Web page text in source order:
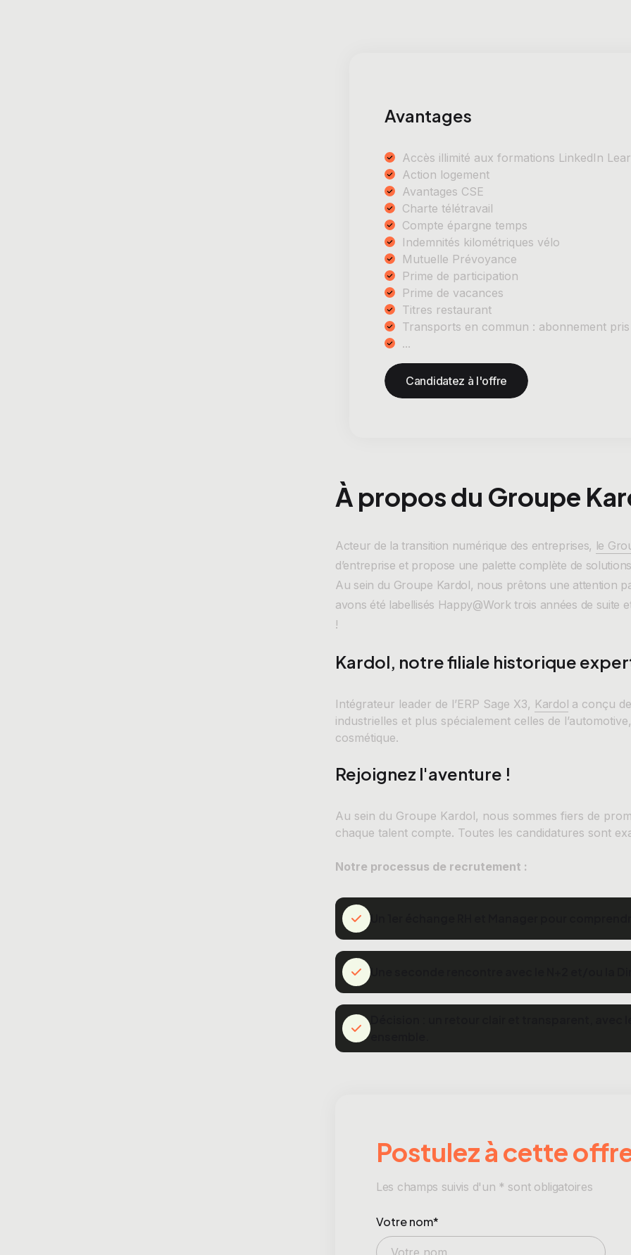
Avantages
Accès illimité aux formations LinkedIn
Action logement
Avantages CSE
Charte télétravail
Compte épargne temps
Indemnités kilométriques vélo
Mutuelle Prévoyance
Prime de participation
Prime de vacances
Titres restaurant
Transports en commun : abonnement
...
Candidatez à l'offre
À propos du Groupe
Acteur de la transition numérique des entreprises, le
d’entreprise et propose une palette complète de
Au sein du Groupe Kardol, nous prêtons une attention
avons été labellisés Happy@Work trois années de suite
!
Kardol, notre filiale historique
Intégrateur leader de l’ERP Sage X3, Kardol a conçu
industrielles et plus spécialement celles de
cosmétique.
Rejoignez l'aventure !
Au sein du Groupe Kardol, nous sommes fiers de
chaque talent compte. Toutes les candidatures sont
Notre processus de recrutement :
Postulez à cette
Les champs suivis d'un * sont obligatoires
Votre nom*